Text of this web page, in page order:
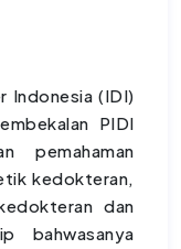
Indonesia (IDI)
PIDI
pemahaman
kedokteran,
dan
bahwasanya